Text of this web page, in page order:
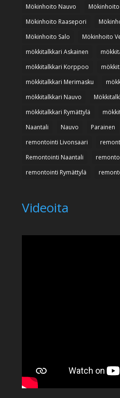
Mökinhoito Nauvo
Mökinhoito Raasepori
Mökinhoito Salo
Mökinhoito
mökkitalkkari Askainen
mökkitalkkari Korppoo
mökkitalkkari Merimasku
mökkitalkkari Nauvo
mökkitalkkari Rymättylä
Naantali
Nauvo Parainen
remontointi Livonsaari
Remontointi Naantali
remontointi Rymättylä
Videoita